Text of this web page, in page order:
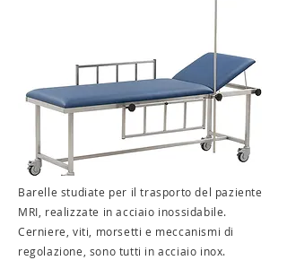
Barelle studiate per il trasporto del paziente
MRI, realizzate in acciaio inossidabile.
Cerniere, viti, morsetti e meccanismi di
regolazione, sono tutti in acciaio inox.